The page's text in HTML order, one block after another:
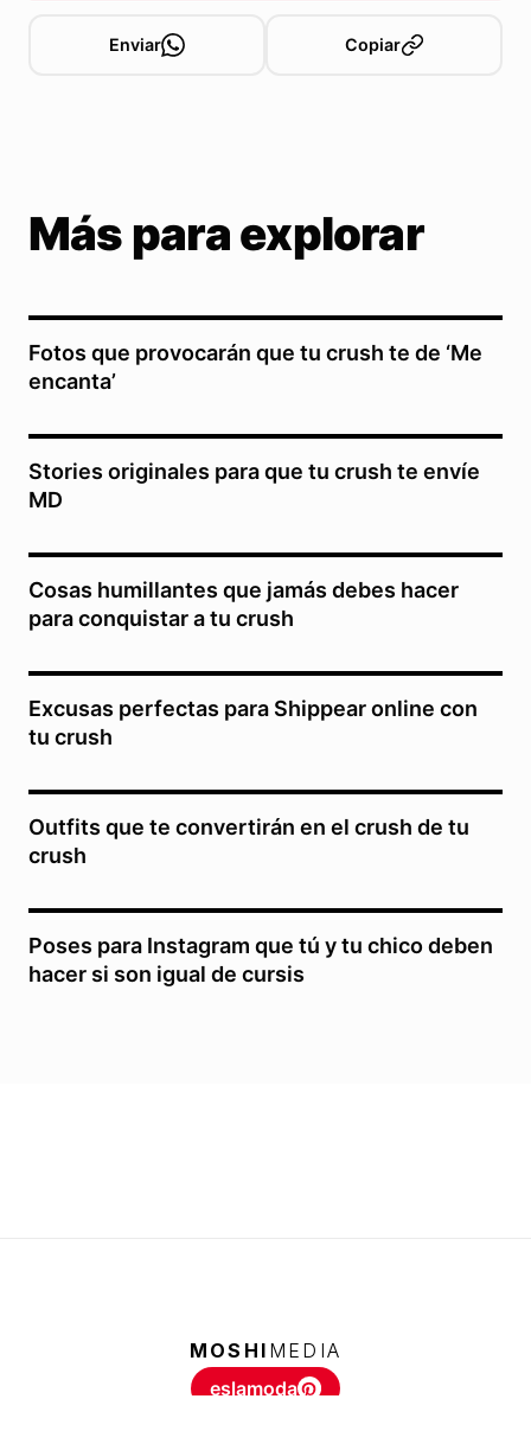
Enviar Copiar
Más para explorar
Fotos que provocarán que tu crush te de ‘Me
encanta’
Stories originales para que tu crush te envíe
MD
Cosas humillantes que jamás debes hacer
para conquistar a tu crush
Excusas perfectas para Shippear online con
tu crush
Outfits que te convertirán en el crush de tu
crush
Poses para Instagram que tú y tu chico deben
hacer si son igual de cursis
MOSHI MEDIA
eslamoda